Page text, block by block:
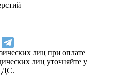
лиц при оплате
лиц уточняйте у